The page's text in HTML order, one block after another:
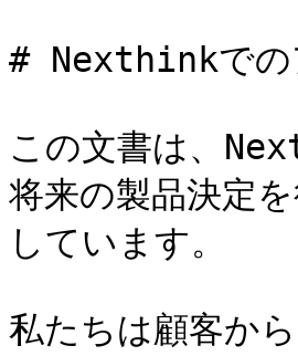
# Nexthinkでの
この文書は、
将来の製品決定
しています。
私たちは顧客か